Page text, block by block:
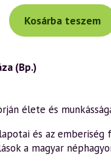
Kosárba teszem
(Bp.)
élete és
és az emberiség
a magyar